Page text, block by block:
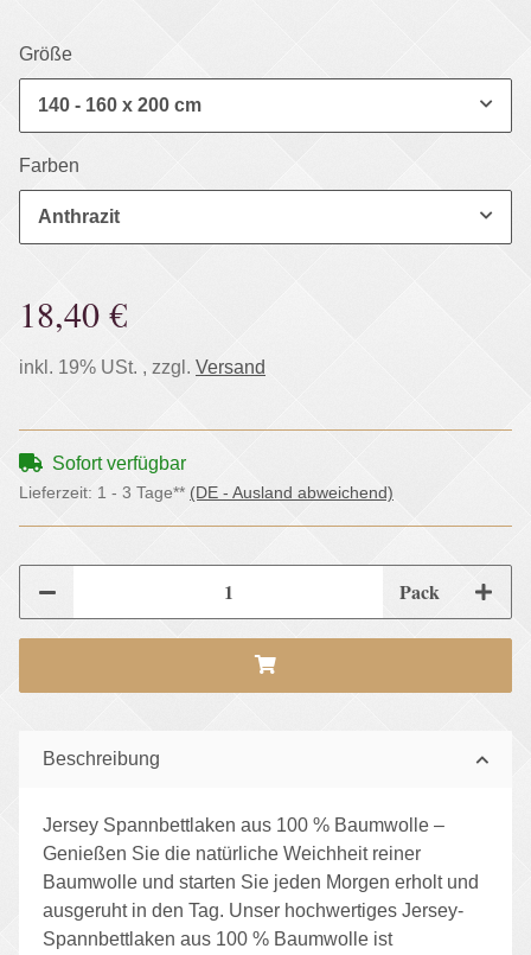
Größe
140 - 160 x 200 cm
Farben
Anthrazit
18,40 €
inkl. 19% USt. , zzgl. Versand
Sofort verfügbar
Lieferzeit: 1 - 3 Tage** (DE - Ausland abweichend)
Pack
Beschreibung
Jersey Spannbettlaken aus 100 % Baumwolle –
Genießen Sie die natürliche Weichheit reiner
Baumwolle und starten Sie jeden Morgen erholt und
ausgeruht in den Tag. Unser hochwertiges Jersey-
Spannbettlaken aus 100 % Baumwolle ist